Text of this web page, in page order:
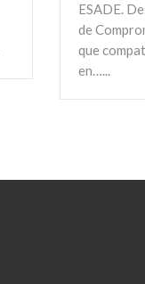
ESADE.
de
que
en…...